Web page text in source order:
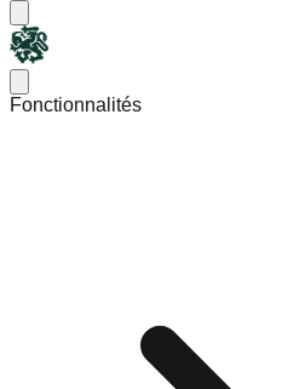
Chimere
Fonctionnalités